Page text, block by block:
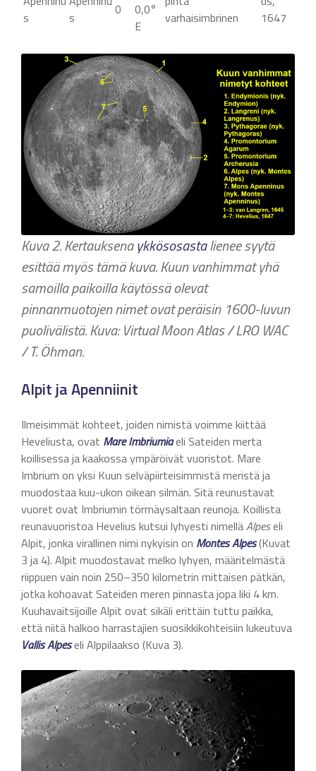
s
s
0
0,0°
E
varhaisimbrinen
1647
Kuva 2. Kertauksenaykkösosastalienee syytä
esittää myös tämä kuva. Kuun vanhimmat yhä
samoilla paikoilla käytössä olevat
pinnanmuotojen nimet ovat peräisin 1600-luvun
puolivälistä. Kuva: Virtual Moon Atlas / LRO WAC
/ T. Öhman.
Alpit ja Apenniinit
Ilmeisimmät kohteet, joiden nimistä voimme kiittää
Heveliusta, ovat Mare Imbriumiaeli Sateiden merta
koillisessa ja kaakossa ympäröivät vuoristot. Mare
Imbrium on yksi Kuun selväpiirteisimmistä meristä ja
muodostaa kuu-ukon oikean silmän. Sitä reunustavat
vuoret ovat Imbriumin törmäysaltaan reunoja. Koillista
reunavuoristoa Hevelius kutsui lyhyesti nimelläAlpeseli
Alpit, jonka virallinen nimi nykyisin on Montes Alpes(Kuvat
3 ja 4).Alpit muodostavat melko lyhyen, määritelmästä
riippuen vain noin 250–350 kilometrin mittaisen pätkän,
jotka kohoavat Sateiden meren pinnasta jopa liki 4 km.
Kuuhavaitsijoille Alpit ovat sikäli erittäin tuttu paikka,
että niitä halkoo harrastajien suosikkikohteisiin lukeutuva
Vallis Alpeseli Alppilaakso (Kuva 3).